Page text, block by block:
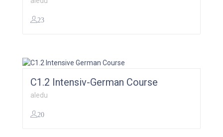
23
C1.2 Intensiv-German Course
aledu
20